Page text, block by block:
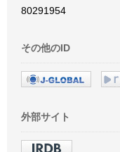
80291954
その他のID
外部サイト